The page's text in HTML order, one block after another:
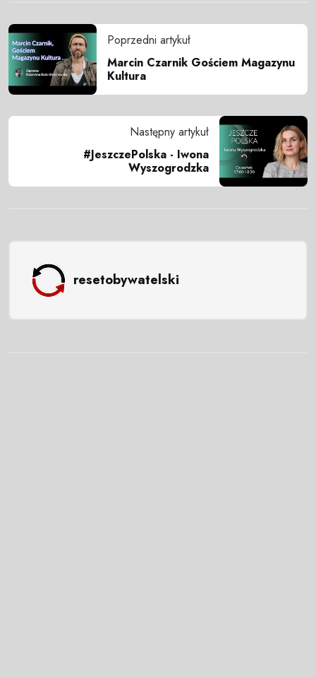
Poprzedni artykuł
Marcin Czarnik Gościem Magazynu
Kultura
Następny artykuł
#JeszczePolska - Iwona
Wyszogrodzka
resetobywatelski